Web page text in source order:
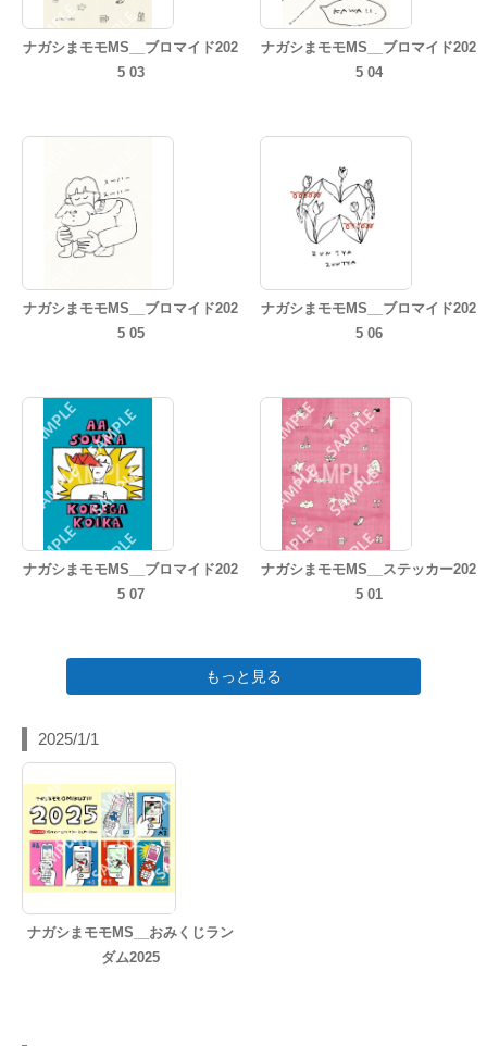
ナガシまモモMS__ブロマイド202
5 03
ナガシまモモMS__ブロマイド202
5 04
ナガシまモモMS__ブロマイド202
5 05
ナガシまモモMS__ブロマイド202
5 06
ナガシまモモMS__ブロマイド202
5 07
ナガシまモモMS__ステッカー202
5 01
もっと見る
2025/1/1
ナガシまモモMS__おみくじラン
ダム2025